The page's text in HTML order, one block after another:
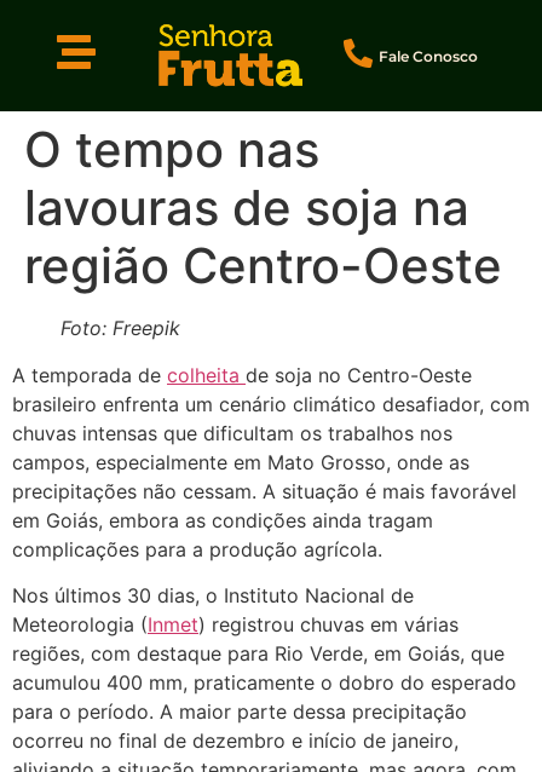
Fale Conosco
O tempo nas
lavouras de soja na
região Centro-Oeste
Foto: Freepik
A temporada de colheita de soja no Centro-Oeste
brasileiro enfrenta um cenário climático desafiador, com
chuvas intensas que dificultam os trabalhos nos
campos, especialmente em Mato Grosso, onde as
precipitações não cessam. A situação é mais favorável
em Goiás, embora as condições ainda tragam
complicações para a produção agrícola.
Nos últimos 30 dias, o Instituto Nacional de
Meteorologia (Inmet) registrou chuvas em várias
regiões, com destaque para Rio Verde, em Goiás, que
acumulou 400 mm, praticamente o dobro do esperado
para o período. A maior parte dessa precipitação
ocorreu no final de dezembro e início de janeiro,